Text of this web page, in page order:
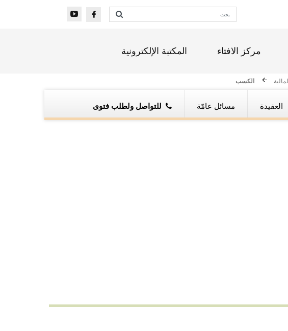
مركز الافتاء المكتبة الإلكترونية
الكسب
العقيدة مسائل عامّة للتواصل ولطلب فتوى